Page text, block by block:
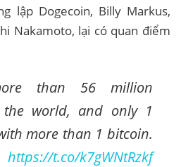
lập Dogecoin, Billy Markus,
Nakamoto, lại có quan điểm
than 56 million
world, and only 1
more than 1 bitcoin.
https://t.co/k7gWNtRzkf